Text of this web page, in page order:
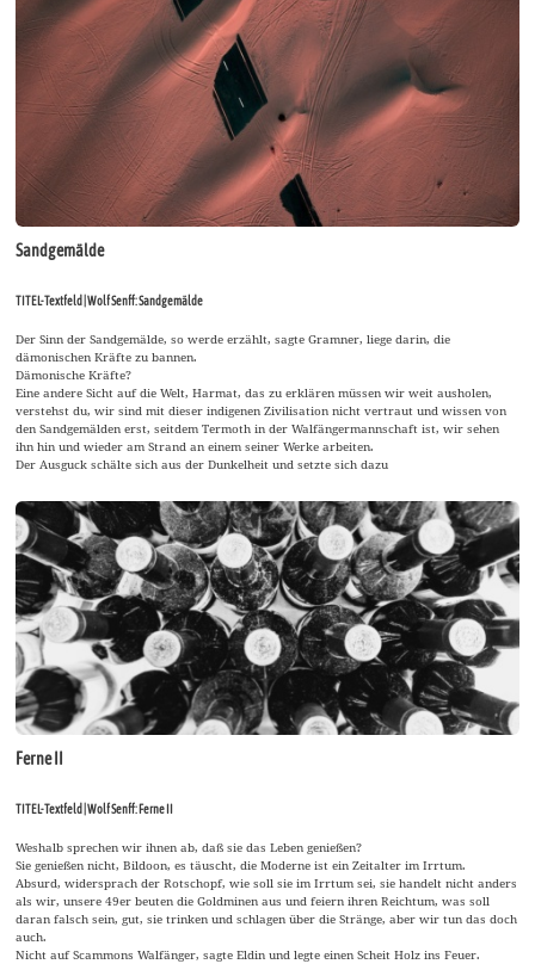
Sandgemälde
TITEL-Textfeld | Wolf Senff: Sandgemälde
Der Sinn der Sandgemälde, so werde erzählt, sagte Gramner, liege darin, die
dämonischen Kräfte zu bannen.
Dämonische Kräfte?
Eine andere Sicht auf die Welt, Harmat, das zu erklären müssen wir weit ausholen,
verstehst du, wir sind mit dieser indigenen Zivilisation nicht vertraut und wissen von
den Sandgemälden erst, seitdem Termoth in der Walfängermannschaft ist, wir sehen
ihn hin und wieder am Strand an einem seiner Werke arbeiten.
Der Ausguck schälte sich aus der Dunkelheit und setzte sich dazu
Ferne II
TITEL-Textfeld | Wolf Senff: Ferne II
Weshalb sprechen wir ihnen ab, daß sie das Leben genießen?
Sie genießen nicht, Bildoon, es täuscht, die Moderne ist ein Zeitalter im Irrtum.
Absurd, widersprach der Rotschopf, wie soll sie im Irrtum sei, sie handelt nicht anders
als wir, unsere 49er beuten die Goldminen aus und feiern ihren Reichtum, was soll
daran falsch sein, gut, sie trinken und schlagen über die Stränge, aber wir tun das doch
auch.
Nicht auf Scammons Walfänger, sagte Eldin und legte einen Scheit Holz ins Feuer.